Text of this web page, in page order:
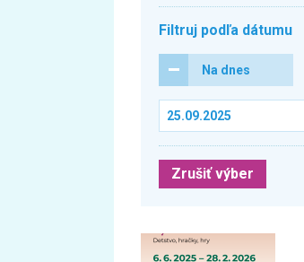
Filtruj podľa dátumu
Na dnes
Zrušiť výber